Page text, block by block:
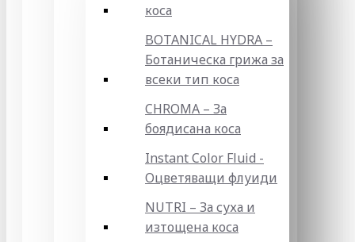
коса
BOTANICAL HYDRA –
Ботаническа грижа за
всеки тип коса
CHROMA – За
боядисана коса
Instant Color Fluid -
Оцветяващи флуиди
NUTRI – За суха и
изтощена коса